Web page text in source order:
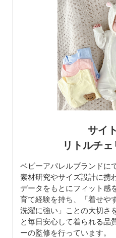
サイ
リトルチ
ベビーアパレルブランドに
素材研究やサイズ設計に携
データをもとにフィット感
育て経験を持ち、「着せや
洗濯に強い」ことの大切さ
と毎日安心して着られる品
ーの監修を行っています。